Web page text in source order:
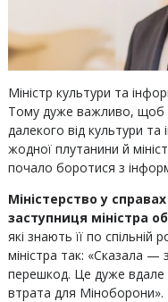
Міністр культури та
Тому дуже важливо, щоб у
далекого від культури
жодної плутанини й
почало боротися з
Міністерство у
заступниця міністра
які знають її по
міністра так: «Сказала
перешкод. Це дуже вдале
втрата для Міноборони».